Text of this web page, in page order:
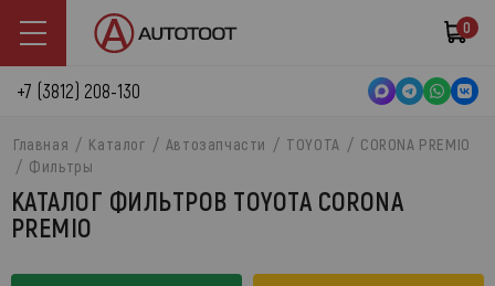
0
+7 (3812) 208-130
Главная Каталог Автозапчасти TOYOTA
CORONA PREMIO
Фильтры
КАТАЛОГ ФИЛЬТРОВ TOYOTA CORONA
PREMIO